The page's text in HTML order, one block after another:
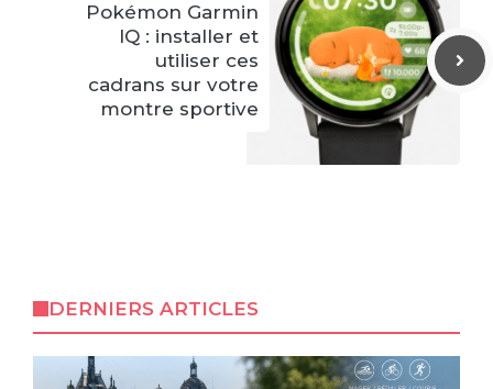
Pokémon Garmin
IQ : installer et
utiliser ces
cadrans sur votre
montre sportive
DERNIERS ARTICLES